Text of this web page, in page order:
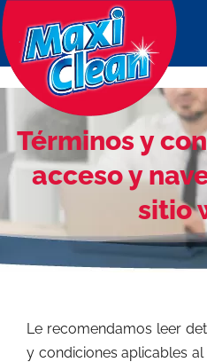
Ir
al
contenido
Términos y
acceso y
sitio
Le recomendamos leer
y condiciones aplicables